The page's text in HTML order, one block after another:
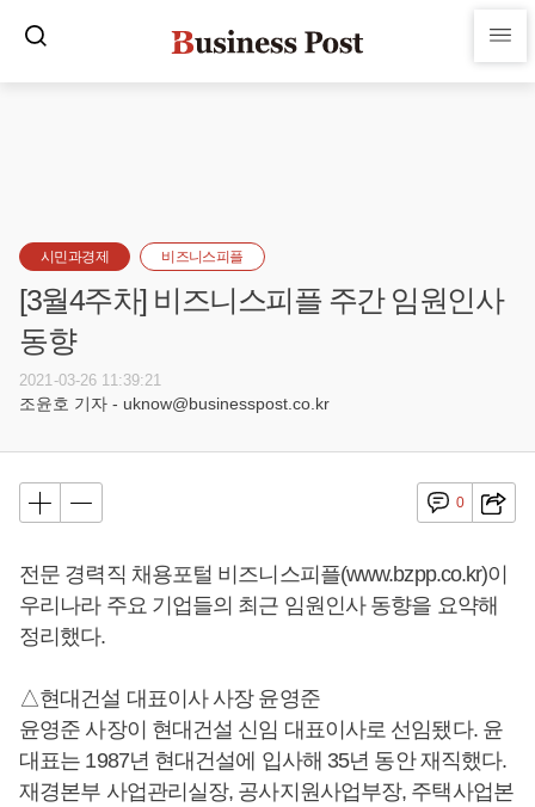
시민과경제 비즈니스피플
[3월4주차] 비즈니스피플 주간 임원인사
동향
2021-03-26 11:39:21
조윤호 기자 - uknow@businesspost.co.kr
0
전문 경력직 채용포털 비즈니스피플(www.bzpp.co.kr)이
우리나라 주요 기업들의 최근 임원인사 동향을 요약해
정리했다.
△현대건설 대표이사 사장 윤영준
윤영준 사장이 현대건설 신임 대표이사로 선임됐다. 윤
대표는 1987년 현대건설에 입사해 35년 동안 재직했다.
재경본부 사업관리실장, 공사지원사업부장, 주택사업본